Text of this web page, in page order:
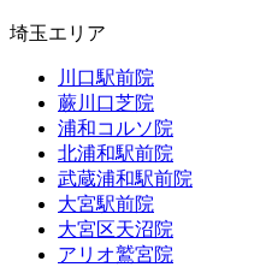
埼玉エリア
川口駅前院
蕨川口芝院
浦和コルソ院
北浦和駅前院
武蔵浦和駅前院
大宮駅前院
大宮区天沼院
アリオ鷲宮院